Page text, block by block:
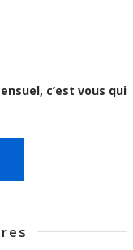
c’est vous qui